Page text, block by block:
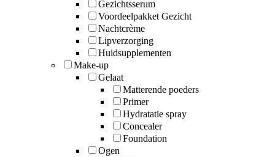
Gezichtsserum
Voordeelpakket Gezicht
Nachtcrème
Lipverzorging
Huidsupplementen
Make-up
Gelaat
Matterende poeders
Primer
Hydratatie spray
Concealer
Foundation
Ogen